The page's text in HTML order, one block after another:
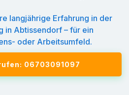
langjährige Erfahrung in der
in Abtissendorf – für ein
oder Arbeitsumfeld.
06703091097